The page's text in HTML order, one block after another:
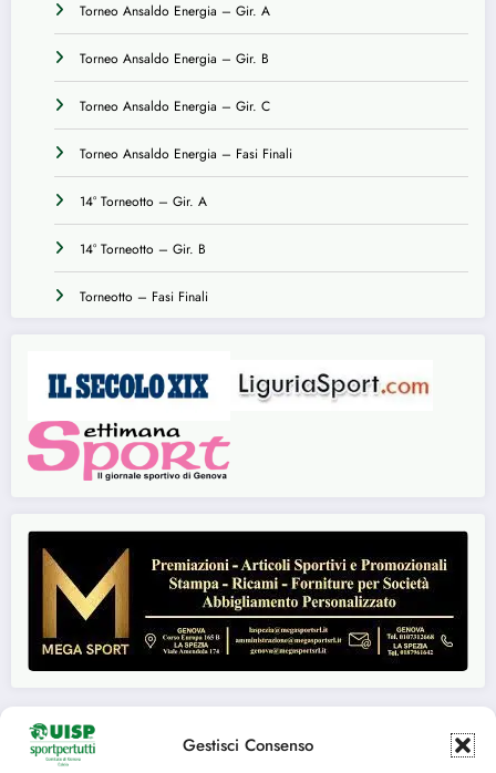
Gestisci Consenso
Torneo Ansaldo Energia – Gir. A
Torneo Ansaldo Energia – Gir. B
Torneo Ansaldo Energia – Gir. C
Torneo Ansaldo Energia – Fasi Finali
14° Torneotto – Gir. A
14° Torneotto – Gir. B
Torneotto – Fasi Finali